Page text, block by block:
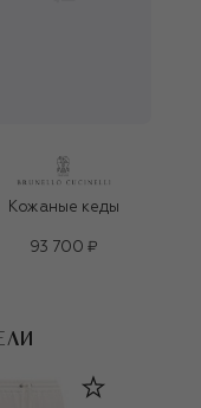
Кожаные кеды
93 700 ₽